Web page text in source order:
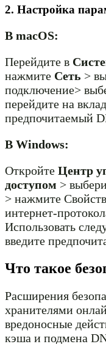
2. Настройка
В macOS:
Перейдите в
нажмите Сеть >
подключение>
перейдите на
предпочитаемый
В Windows:
Откройте Центр
доступом >
> нажмите
интернет-
Использовать
введите
Что такое
Расширения
хранителями
вредоносные
кэша и подмена